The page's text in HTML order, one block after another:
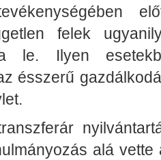
felek
le. Ilyen
ésszerű
alá vette